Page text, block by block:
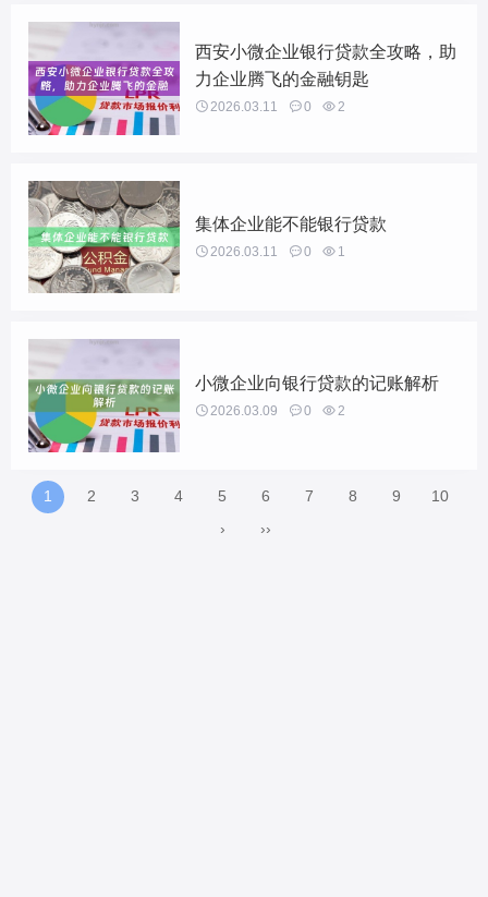
西安小微企业银行贷款全攻略，助
力企业腾飞的金融钥匙
2026.03.11 0 2
集体企业能不能银行贷款
2026.03.11 0  1
小微企业向银行贷款的记账解析
2026.03.09 0 2
1 2 3 4 5 6 7 8 9
10
›
››